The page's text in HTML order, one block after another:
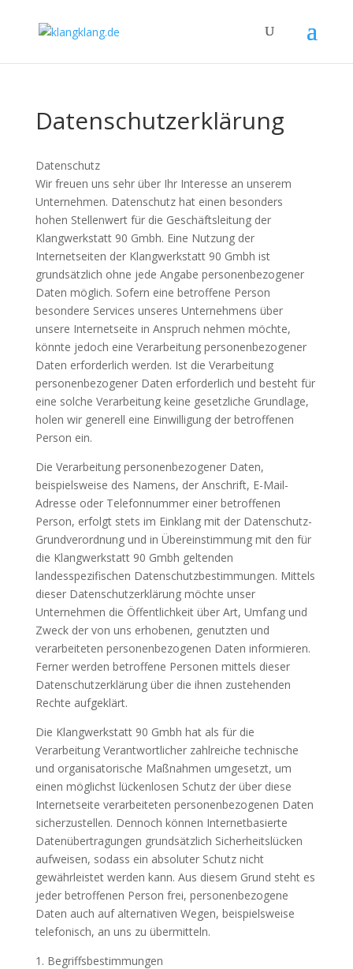
Datenschutzerklärung
Datenschutz
Wir freuen uns sehr über Ihr Interesse an unserem
Unternehmen. Datenschutz hat einen besonders
hohen Stellenwert für die Geschäftsleitung der
Klangwerkstatt 90 Gmbh. Eine Nutzung der
Internetseiten der Klangwerkstatt 90 Gmbh ist
grundsätzlich ohne jede Angabe personenbezogener
Daten möglich. Sofern eine betroffene Person
besondere Services unseres Unternehmens über
unsere Internetseite in Anspruch nehmen möchte,
könnte jedoch eine Verarbeitung personenbezogener
Daten erforderlich werden. Ist die Verarbeitung
personenbezogener Daten erforderlich und besteht für
eine solche Verarbeitung keine gesetzliche Grundlage,
holen wir generell eine Einwilligung der betroffenen
Person ein.
Die Verarbeitung personenbezogener Daten,
beispielsweise des Namens, der Anschrift, E-Mail-
Adresse oder Telefonnummer einer betroffenen
Person, erfolgt stets im Einklang mit der Datenschutz-
Grundverordnung und in Übereinstimmung mit den für
die Klangwerkstatt 90 Gmbh geltenden
landesspezifischen Datenschutzbestimmungen. Mittels
dieser Datenschutzerklärung möchte unser
Unternehmen die Öffentlichkeit über Art, Umfang und
Zweck der von uns erhobenen, genutzten und
verarbeiteten personenbezogenen Daten informieren.
Ferner werden betroffene Personen mittels dieser
Datenschutzerklärung über die ihnen zustehenden
Rechte aufgeklärt.
Die Klangwerkstatt 90 Gmbh hat als für die
Verarbeitung Verantwortlicher zahlreiche technische
und organisatorische Maßnahmen umgesetzt, um
einen möglichst lückenlosen Schutz der über diese
Internetseite verarbeiteten personenbezogenen Daten
sicherzustellen. Dennoch können Internetbasierte
Datenübertragungen grundsätzlich Sicherheitslücken
aufweisen, sodass ein absoluter Schutz nicht
gewährleistet werden kann. Aus diesem Grund steht es
jeder betroffenen Person frei, personenbezogene
Daten auch auf alternativen Wegen, beispielsweise
telefonisch, an uns zu übermitteln.
1. Begriffsbestimmungen